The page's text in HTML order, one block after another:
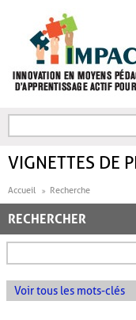
FORMULAIRE DE
VIGNETTES DE
Accueil Recherche
RECHERCHER
Voir tous les mots-clés